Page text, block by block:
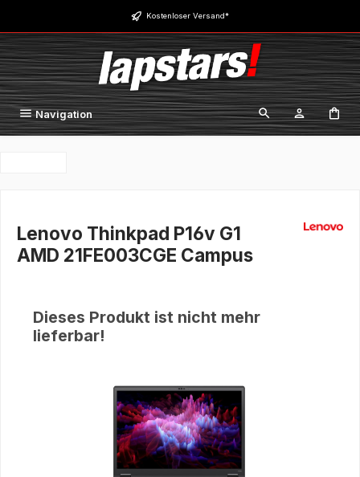
Zum Hauptinhalt springen Kostenloser Versand*
Navigation
Lenovo Thinkpad P16v G1
AMD 21FE003CGE Campus
Dieses Produkt ist nicht mehr
lieferbar!